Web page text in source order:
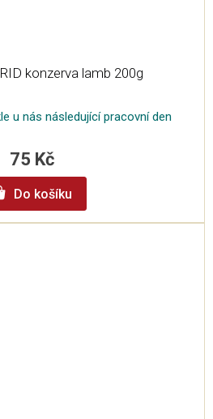
konzerva lamb 200g
u nás následující pracovní den
75 Kč
Do košíku